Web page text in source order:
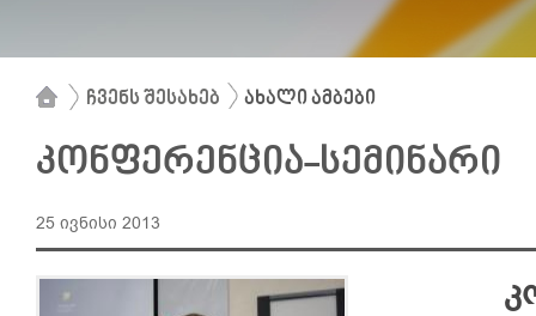
ჩვენს შესახებ ახალი ამბები
კონფერენცია-სემინარი
25 ივნისი 2013